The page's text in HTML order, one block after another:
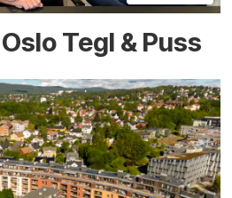
Tegl & Puss